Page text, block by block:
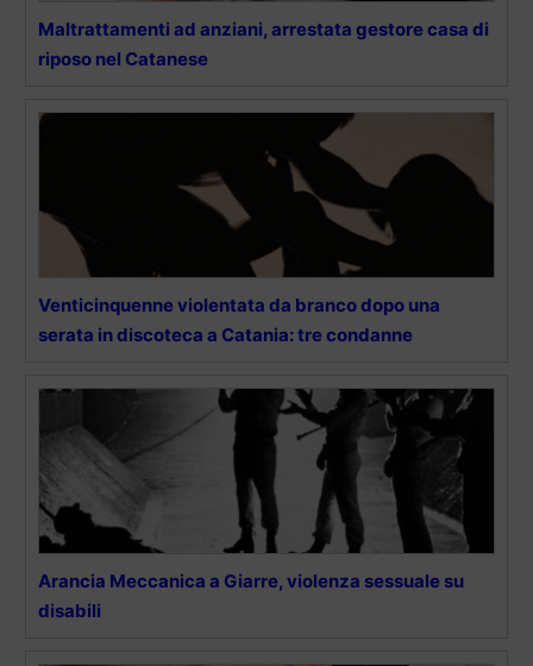
Maltrattamenti ad anziani, arrestata gestore casa di
riposo nel Catanese
Venticinquenne violentata da branco dopo una
serata in discoteca a Catania: tre condanne
Arancia Meccanica a Giarre, violenza sessuale su
disabili